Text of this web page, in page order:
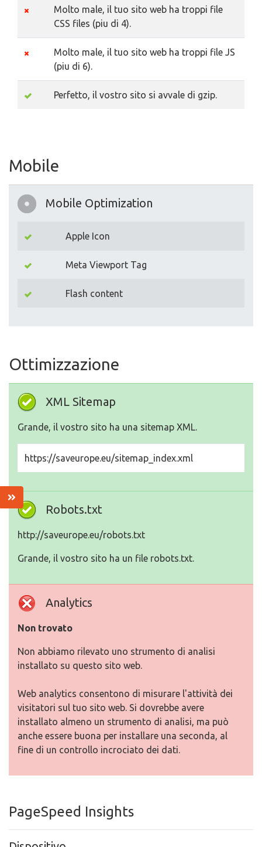
Molto male, il tuo sito web ha troppi file
CSS files (piu di 4).
Molto male, il tuo sito web ha troppi file JS
(piu di 6).
Perfetto, il vostro sito si avvale di gzip.
Mobile
Mobile Optimization
Apple Icon
Meta Viewport Tag
Flash content
Ottimizzazione
XML Sitemap
Grande, il vostro sito ha una sitemap XML.
https://saveurope.eu/sitemap_index.xml
Robots.txt
http://saveurope.eu/robots.txt
Grande, il vostro sito ha un file robots.txt.
Analytics
Non trovato
Non abbiamo rilevato uno strumento di analisi
installato su questo sito web.
Web analytics consentono di misurare l'attività dei
visitatori sul tuo sito web. Si dovrebbe avere
installato almeno un strumento di analisi, ma può
anche essere buona per installare una seconda, al
fine di un controllo incrociato dei dati.
PageSpeed Insights